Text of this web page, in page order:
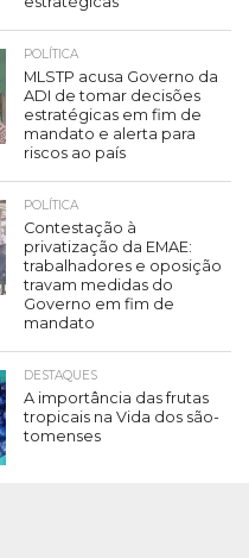
POLÍTICA
MLSTP acusa Governo da
ADI de tomar decisões
estratégicas em fim de
mandato e alerta para
riscos ao país
POLÍTICA
Contestação à
privatização da EMAE:
trabalhadores e oposição
travam medidas do
Governo em fim de
mandato
DESTAQUES
A importância das frutas
tropicais na Vida dos são-
tomenses